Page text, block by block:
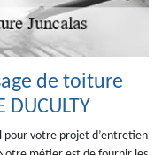
de toiture
DUCULTY
pour votre projet d’entretien